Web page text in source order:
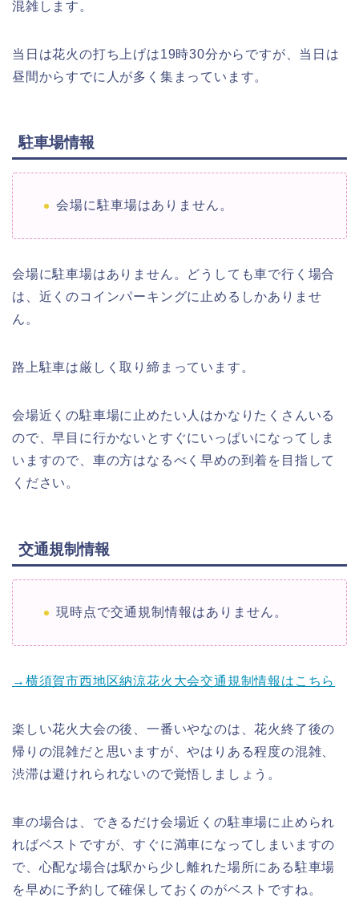
混雑します。
当日は花火の打ち上げは19時30分からですが、当日は
昼間からすでに人が多く集まっています。
駐車場情報
会場に駐車場はありません。
会場に駐車場はありません。どうしても車で行く場合
は、近くのコインパーキングに止めるしかありませ
ん。
路上駐車は厳しく取り締まっています。
会場近くの駐車場に止めたい人はかなりたくさんいる
ので、早目に行かないとすぐにいっぱいになってしま
いますので、車の方はなるべく早めの到着を目指して
ください。
交通規制情報
現時点で交通規制情報はありません。
→横須賀市西地区納涼花火大会交通規制情報はこちら
楽しい花火大会の後、一番いやなのは、花火終了後の
帰りの混雑だと思いますが、やはりある程度の混雑、
渋滞は避けれられないので覚悟しましょう。
車の場合は、できるだけ会場近くの駐車場に止められ
ればベストですが、すぐに満車になってしまいますの
で、心配な場合は駅から少し離れた場所にある駐車場
を早めに予約して確保しておくのがベストですね。